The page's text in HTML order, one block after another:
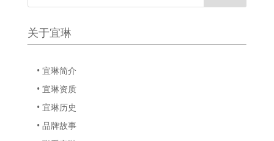
关于宜琳
• 宜琳简介
• 宜琳资质
• 宜琳历史
• 品牌故事